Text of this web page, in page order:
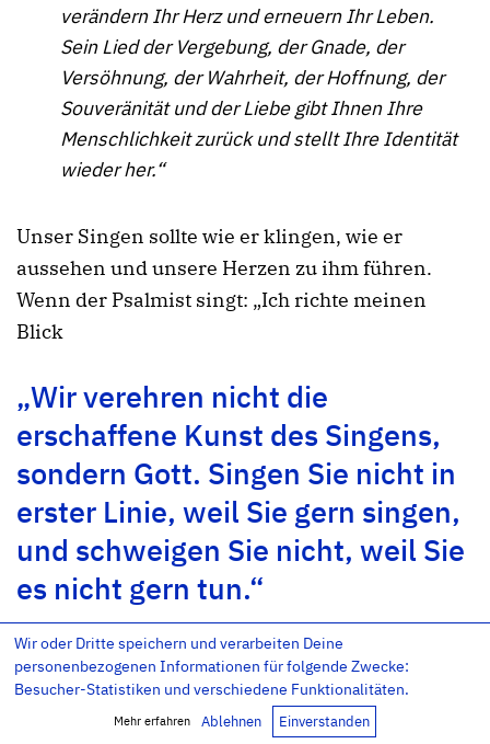
verändern Ihr Herz und erneuern Ihr Leben.
Sein Lied der Vergebung, der Gnade, der
Versöhnung, der Wahrheit, der Hoffnung, der
Souveränität und der Liebe gibt Ihnen Ihre
Menschlichkeit zurück und stellt Ihre Identität
wieder her.“
Unser Singen sollte wie er klingen, wie er
aussehen und unsere Herzen zu ihm führen.
Wenn der Psalmist singt: „Ich richte meinen
Blick
„Wir verehren nicht die
erschaffene Kunst des Singens,
sondern Gott. Singen Sie nicht in
erster Linie, weil Sie gern singen,
und schweigen Sie nicht, weil Sie
es nicht gern tun.“
empor zu den Bergen – woher wird Hilfe für
Wir oder Dritte speichern und verarbeiten Deine
personenbezogenen Informationen für folgende Zwecke:
Besucher-Statistiken und verschiedene Funktionalitäten.
Mehr erfahren Ablehnen Einverstanden